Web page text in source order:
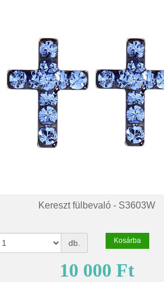
Kereszt fülbevaló - S3603W
db. Kosárba
10 000 Ft